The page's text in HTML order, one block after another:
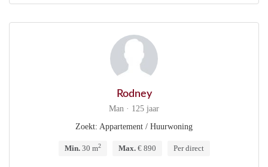
Rodney
Man · 125 jaar
Zoekt: Appartement / Huurwoning
Min.30 m2 Max.€ 890 Per direct